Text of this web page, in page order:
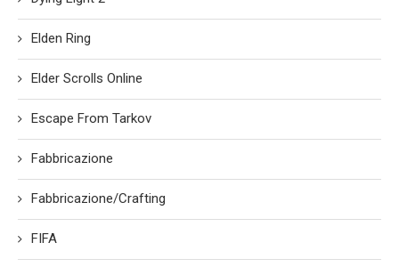
Elden Ring
Elder Scrolls Online
Escape From Tarkov
Fabbricazione
Fabbricazione/Crafting
FIFA